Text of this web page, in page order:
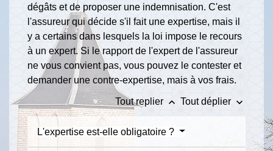
dégâts et de proposer une indemnisation. C'est
l'assureur qui décide s'il fait une expertise, mais il
y a certains dans lesquels la loi impose le recours
à un expert. Si le rapport de l'expert de l'assureur
ne vous convient pas, vous pouvez le contester et
demander une contre-expertise, mais à vos frais.
Tout replier keyboard_arrow_up Tout déplier keyboard_arrow_down
L'expertise est-elle obligatoire ?